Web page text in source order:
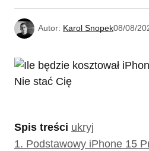
Autor: Karol Snopek08/08/
Spis treści ukryj
1. Podstawowy iPhone 15